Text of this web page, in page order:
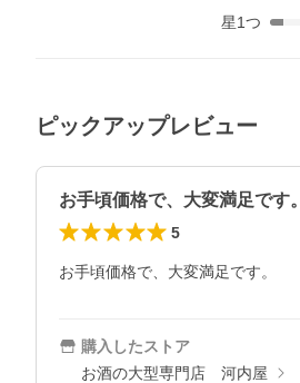
星1つ
ピックアップレビュー
お手頃価格で、大変満足です。
5
お手頃価格で、大変満足です。
購入したストア
お酒の大型専門店 河内屋